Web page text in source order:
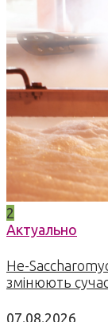
2
Актуально
Не-
змінюють
07.08.2026